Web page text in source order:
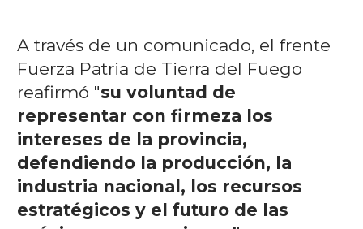
A través de un comunicado, el frente
Fuerza Patria de Tierra del Fuego
reafirmó "su voluntad de
representar con firmeza los
intereses de la provincia,
defendiendo la producción, la
industria nacional, los recursos
estratégicos y el futuro de las